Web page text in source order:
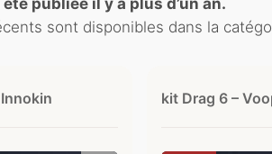
publiée il y a plus d’un an.
sont disponibles dans la
kit Drag 6 –